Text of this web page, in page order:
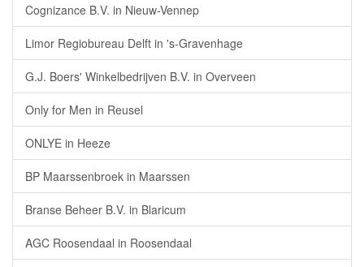
Cognizance B.V. in Nieuw-Vennep
Limor Regiobureau Delft in 's-Gravenhage
G.J. Boers' Winkelbedrijven B.V. in Overveen
Only for Men in Reusel
ONLYE in Heeze
BP Maarssenbroek in Maarssen
Branse Beheer B.V. in Blaricum
AGC Roosendaal in Roosendaal